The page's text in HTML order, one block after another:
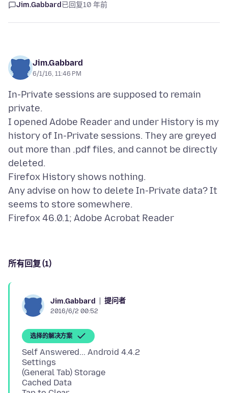
Jim.Gabbard已回复10 年前
Jim.Gabbard
6/1/16, 11:46 PM
In-Private sessions are supposed to remain
private.
I opened Adobe Reader and under History is my
history of In-Private sessions. They are greyed
out more than .pdf files, and cannot be directly
deleted.
Firefox History shows nothing.
Any advise on how to delete In-Private data? It
seems to store somewhere.
所有回复 (1)
Jim.Gabbard 提问者
2016/6/2 00:52
选择的解决方案
Self Answered... Android 4.4.2
Settings
(General Tab) Storage
Cached Data